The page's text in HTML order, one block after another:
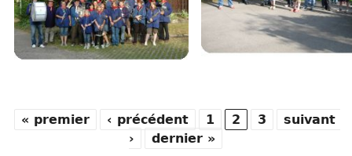
« premier ‹ précédent 1 2 3
suivant
›
dernier »